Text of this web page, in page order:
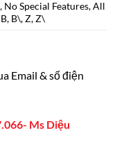
No Special Features, All
B\, Z, Z\
Email & số điện
Ms Diệu